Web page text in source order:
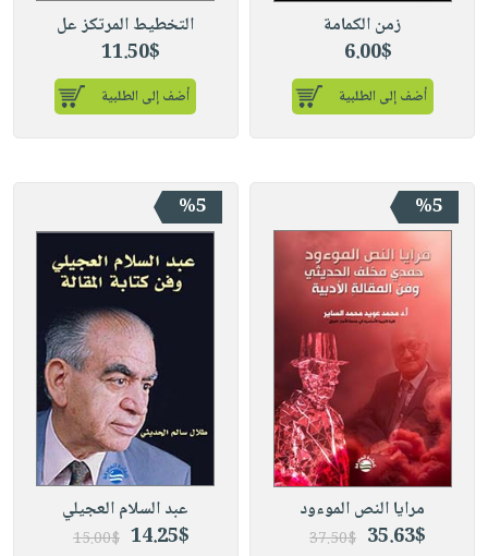
زمن الكمامة
6.00$
أضف إلى الطلبية
التخطيط المرتكز عل
11.50$
أضف إلى الطلبية
%5
مرايا النص الموءود
35.63$
37.50$
%5
عبد السلام العجيلي
14.25$
15.00$